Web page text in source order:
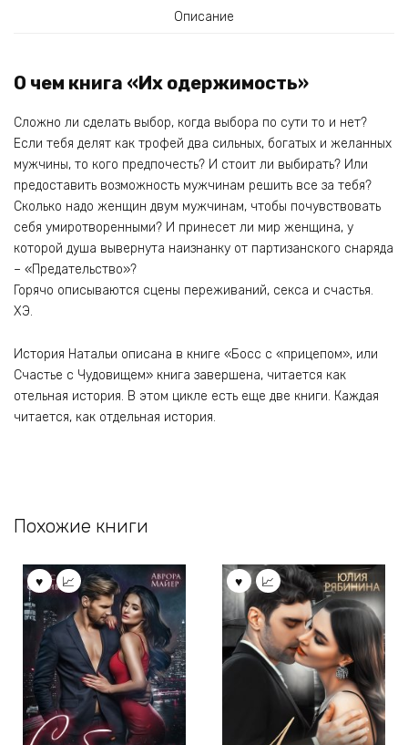
Описание
О чем книга «Их одержимость»
Сложно ли сделать выбор, когда выбора по сути то и нет?
Если тебя делят как трофей два сильных, богатых и желанных
мужчины, то кого предпочесть? И стоит ли выбирать? Или
предоставить возможность мужчинам решить все за тебя?
Сколько надо женщин двум мужчинам, чтобы почувствовать
себя умиротворенными? И принесет ли мир женщина, у
которой душа вывернута наизнанку от партизанского снаряда
– «Предательство»?
Горячо описываются сцены переживаний, секса и счастья.
ХЭ.
История Натальи описана в книге «Босс с «прицепом», или
Счастье с Чудовищем» книга завершена, читается как
отельная история. В этом цикле есть еще две книги. Каждая
читается, как отдельная история.
Похожие книги